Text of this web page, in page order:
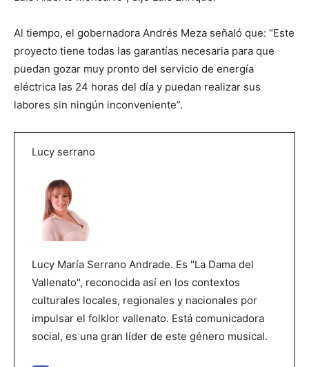
Al tiempo, el gobernadora Andrés Meza señaló que: “Este
proyecto tiene todas las garantías necesaria para que
puedan gozar muy pronto del servicio de energía
eléctrica las 24 horas del día y puedan realizar sus
labores sin ningún inconveniente”.
Lucy serrano
Lucy María Serrano Andrade. Es "La Dama del
Vallenato", reconocida así en los contextos
culturales locales, regionales y nacionales por
impulsar el folklor vallenato. Está comunicadora
social, es una gran líder de este género musical.